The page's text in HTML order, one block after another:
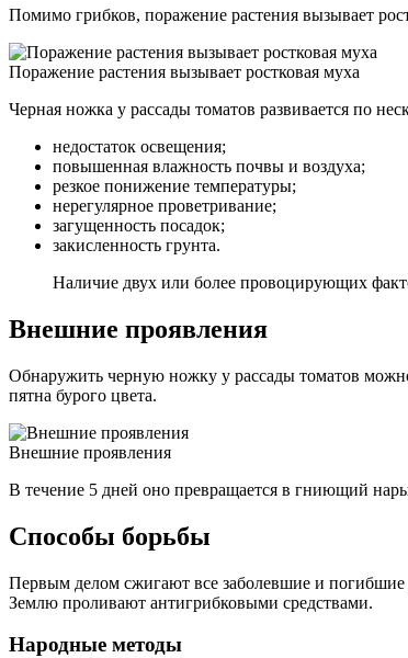
Помимо грибков, поражение растения вызывает
Поражение растения вызывает ростковая муха
Черная ножка у рассады томатов развивается по
недостаток освещения;
повышенная влажность почвы и воздуха;
резкое понижение температуры;
нерегулярное проветривание;
загущенность посадок;
закисленность грунта.
Наличие двух или более провоцирующих
Внешние проявления
Обнаружить черную ножку у рассады томатов
пятна бурого цвета.
Внешние проявления
В течение 5 дней оно превращается в гниющий
Способы борьбы
Первым делом сжигают все заболевшие и
Землю проливают антигрибковыми средствами.
Народные методы